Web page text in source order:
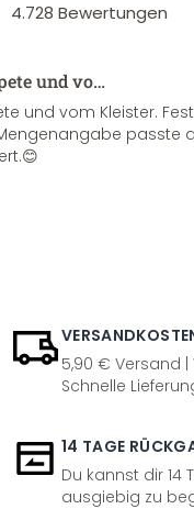
4.728 Bewertungen
und vo…
und vom Kleister.
passte
5,90 € Versand |
Schnelle
14 TAGE
Du kannst dir 14
ausgiebig zu